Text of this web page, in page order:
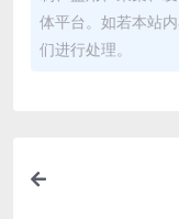
体平台。如若本站
们进行处理。